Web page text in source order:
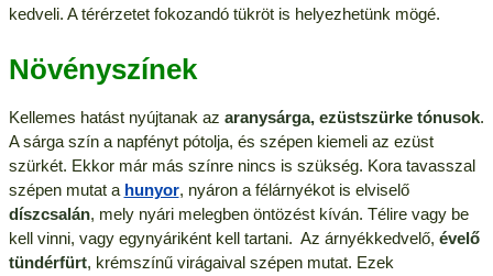
kedveli. A térérzetet fokozandó tükröt is helyezhetünk mögé.
Növényszínek
Kellemes hatást nyújtanak az aranysárga, ezüstszürke tónusok.
A sárga szín a napfényt pótolja, és szépen kiemeli az ezüst
szürkét. Ekkor már más színre nincs is szükség. Kora tavasszal
szépen mutat a hunyor, nyáron a félárnyékot is elviselő
díszcsalán, mely nyári melegben öntözést kíván. Télire vagy be
kell vinni, vagy egynyáriként kell tartani. Az árnyékkedvelő, évelő
tündérfürt, krémszínű virágaival szépen mutat. Ezek